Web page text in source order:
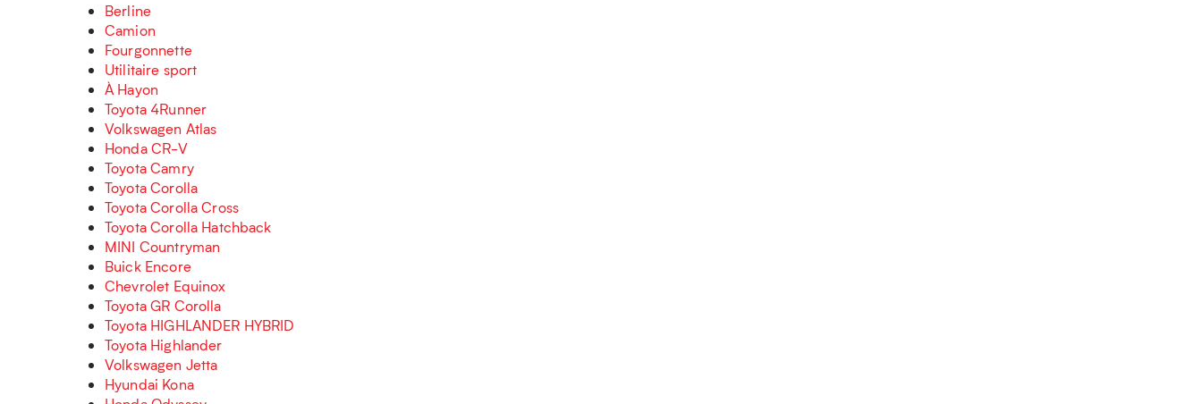
Berline
Camion
Fourgonnette
Utilitaire sport
À Hayon
Toyota 4Runner
Volkswagen Atlas
Honda CR-V
Toyota Camry
Toyota Corolla
Toyota Corolla Cross
Toyota Corolla Hatchback
MINI Countryman
Buick Encore
Chevrolet Equinox
Toyota GR Corolla
Toyota HIGHLANDER HYBRID
Toyota Highlander
Volkswagen Jetta
Hyundai Kona